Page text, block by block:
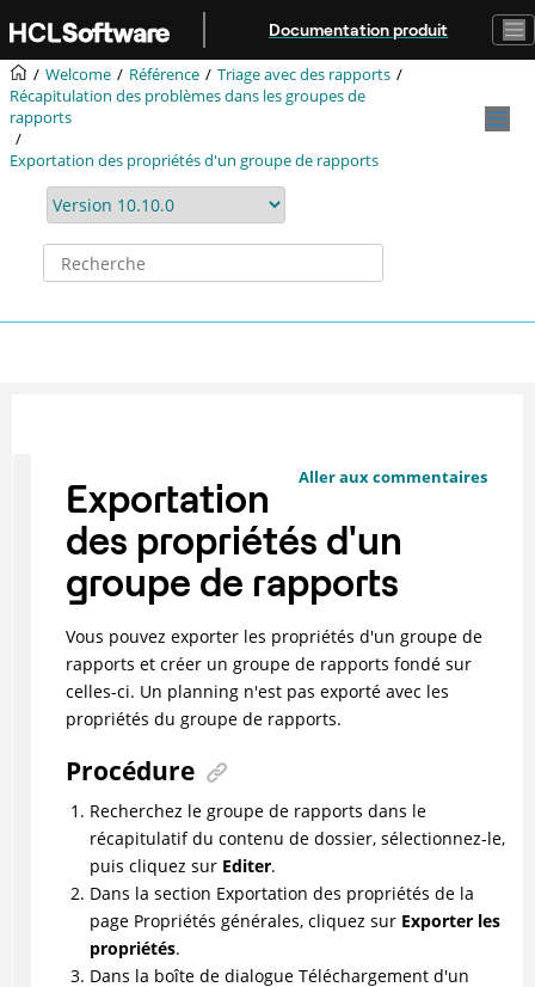
Aller au contenu principal
Documentation produit
Welcome Référence
Triage avec des rapports
Récapitulation des problèmes dans les groupes de
rapports
Exportation des propriétés d'un groupe de rapports
Aller aux commentaires
Exportation
des propriétés d'un
groupe de rapports
Vous pouvez exporter les propriétés d'un groupe de
rapports et créer un groupe de rapports fondé sur
celles-ci. Un planning n'est pas exporté avec les
propriétés du groupe de rapports.
Procédure
Recherchez le groupe de rapports dans le
récapitulatif du contenu de dossier, sélectionnez-le,
puis cliquez sur Editer.
Dans la section Exportation des propriétés de la
page Propriétés générales, cliquez sur Exporter les
propriétés.
Dans la boîte de dialogue Téléchargement d'un